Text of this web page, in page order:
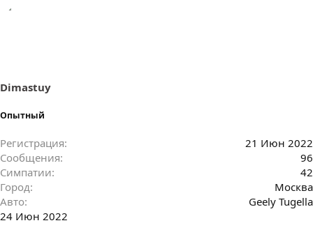
Dimastuy
Опытный
Регистрация
21 Июн 2022
Сообщения
96
Симпатии
42
Город
Москва
Авто
Geely Tugella
24 Июн 2022